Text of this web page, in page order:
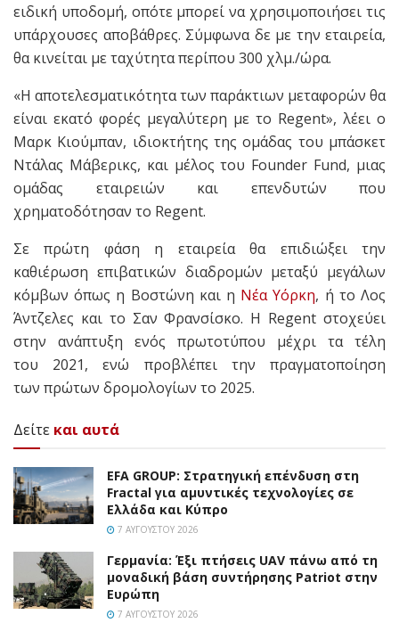
ειδική υποδομή, οπότε μπορεί να χρησιμοποιήσει τις
υπάρχουσες αποβάθρες. Σύμφωνα δε με την εταιρεία,
θα κινείται με ταχύτητα περίπου 300 χλμ./ώρα.
«Η αποτελεσματικότητα των παράκτιων μεταφορών θα
είναι εκατό φορές μεγαλύτερη με το Regent», λέει ο
Μαρκ Κιούμπαν, ιδιοκτήτης της ομάδας του μπάσκετ
Ντάλας Μάβερικς, και μέλος του Founder Fund, μιας
ομάδας εταιρειών και επενδυτών που
χρηματοδότησαν το Regent.
Σε πρώτη φάση η εταιρεία θα επιδιώξει την
καθιέρωση επιβατικών διαδρομών μεταξύ μεγάλων
κόμβων όπως η Βοστώνη και η Νέα Υόρκη, ή το Λος
Άντζελες και το Σαν Φρανσίσκο. Η Regent στοχεύει
στην ανάπτυξη ενός πρωτοτύπου μέχρι τα τέλη
του 2021, ενώ προβλέπει την πραγματοποίηση
των πρώτων δρομολογίων το 2025.
Δείτε και αυτά
EFA GROUP: Στρατηγική επένδυση στη
Fractal για αμυντικές τεχνολογίες σε
Ελλάδα και Κύπρο
7 ΑΥΓΟΎΣΤΟΥ 2026
Γερμανία: Έξι πτήσεις UAV πάνω από τη
μοναδική βάση συντήρησης Patriot στην
Ευρώπη
7 ΑΥΓΟΎΣΤΟΥ 2026